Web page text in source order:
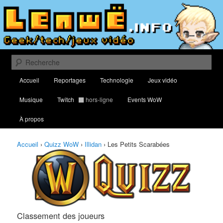
Aller
contenu
principal
Aller
contenu
secondaireLenwë – Culture geek, tech et jeux
vidéo
Classement des meilleurs joueurs au Quizz World of Warcraft
Recherche
principal
Accueil Reportages Technologie Jeux vidéo
Musique Twitch hors-ligne Events WoW
À propos
Accueil › Quizz WoW › Illidan › Les Petits Scarabées
Classement des joueurs